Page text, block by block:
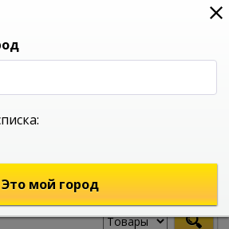
0
МАГАЗИН
Это мой город